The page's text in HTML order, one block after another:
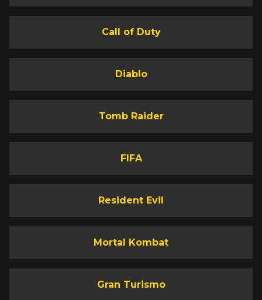
Call of Duty
Diablo
Tomb Raider
FIFA
Resident Evil
Mortal Kombat
Gran Turismo